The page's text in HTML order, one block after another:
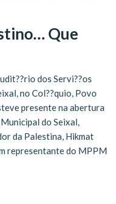
Que
dos Servi??os
no Col??quio, Povo
presente na abertura
do Seixal,
da Palestina, Hikmat
representante do MPPM